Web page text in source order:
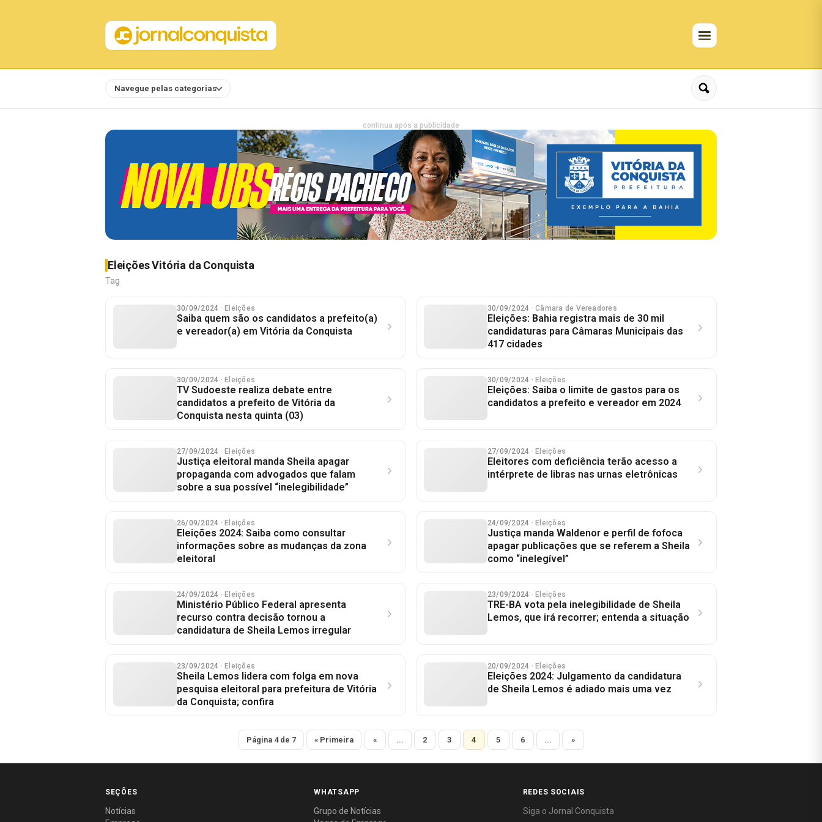
Navegue pelas categorias
continua após a publicidade
Eleições Vitória da Conquista
Tag
30/09/2024 · Eleições
Saiba quem são os candidatos a prefeito(a)
e vereador(a) em Vitória da Conquista
30/09/2024 · Câmara de Vereadores
Eleições: Bahia registra mais de 30 mil
candidaturas para Câmaras Municipais das
417 cidades
30/09/2024 · Eleições
TV Sudoeste realiza debate entre
candidatos a prefeito de Vitória da
Conquista nesta quinta (03)
30/09/2024 · Eleições
Eleições: Saiba o limite de gastos para os
candidatos a prefeito e vereador em 2024
27/09/2024 · Eleições
Justiça eleitoral manda Sheila apagar
propaganda com advogados que falam
sobre a sua possível “inelegibilidade”
27/09/2024 · Eleições
Eleitores com deficiência terão acesso a
intérprete de libras nas urnas eletrônicas
26/09/2024 · Eleições
Eleições 2024: Saiba como consultar
informações sobre as mudanças da zona
eleitoral
24/09/2024 · Eleições
Justiça manda Waldenor e perfil de fofoca
apagar publicações que se referem a Sheila
como “inelegível”
24/09/2024 · Eleições
Ministério Público Federal apresenta
recurso contra decisão tornou a
candidatura de Sheila Lemos irregular
23/09/2024 · Eleições
TRE-BA vota pela inelegibilidade de Sheila
Lemos, que irá recorrer; entenda a situação
23/09/2024 · Eleições
Sheila Lemos lidera com folga em nova
pesquisa eleitoral para prefeitura de Vitória
da Conquista; confira
20/09/2024 · Eleições
Eleições 2024: Julgamento da candidatura
de Sheila Lemos é adiado mais uma vez
Página 4 de 7 « Primeira « ... 2 3 4 5 6 ... »
SEÇÕES
Notícias
WHATSAPP
Grupo de Notícias
REDES SOCIAIS
Siga o Jornal Conquista